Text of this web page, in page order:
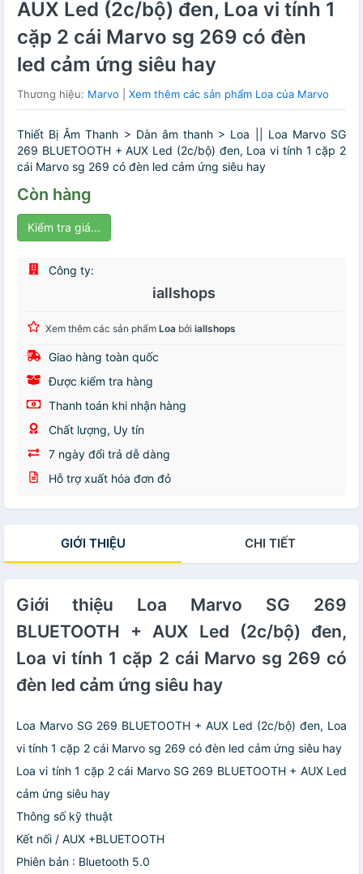
AUX Led (2c/bộ) đen, Loa vi tính 1
cặp 2 cái Marvo sg 269 có đèn
led cảm ứng siêu hay
Thương hiệu: Marvo Xem thêm các sản phẩm Loa của Marvo
Thiết Bị Âm Thanh > Dàn âm thanh > Loa || Loa Marvo SG
269 BLUETOOTH + AUX Led (2c/bộ) đen, Loa vi tính 1 cặp 2
cái Marvo sg 269 có đèn led cảm ứng siêu hay
Còn hàng
Kiểm tra giá...
Công ty:
iallshops
Xem thêm các sản phẩm Loa bởi iallshops
Giao hàng toàn quốc
Được kiểm tra hàng
Thanh toán khi nhận hàng
Chất lượng, Uy tín
7 ngày đổi trả dễ dàng
Hỗ trợ xuất hóa đơn đỏ
GIỚI THIỆU CHI TIẾT
Giới thiệu Loa Marvo SG 269
BLUETOOTH + AUX Led (2c/bộ) đen,
Loa vi tính 1 cặp 2 cái Marvo sg 269 có
đèn led cảm ứng siêu hay
Loa Marvo SG 269 BLUETOOTH + AUX Led (2c/bộ) đen, Loa
vi tính 1 cặp 2 cái Marvo sg 269 có đèn led cảm ứng siêu hay
Loa vi tính 1 cặp 2 cái Marvo SG 269 BLUETOOTH + AUX Led
cảm ứng siêu hay
Thông số kỹ thuật
Kết nối / AUX +BLUETOOTH
Phiên bản : Bluetooth 5.0